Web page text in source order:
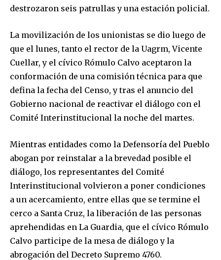
Join our community of
SUBSCRIBERS and be part of the
conversation.
To subscribe, simply enter your email address on our website
your privacy and won't spam your inbox. Your information is
safe with us.
SUBSCRIBE
I've read and accept the Privacy Policy.
destrozaron seis patrullas y una estación policial.
La movilización de los unionistas se dio luego de
que el lunes, tanto el rector de la Uagrm, Vicente
Cuellar, y el cívico Rómulo Calvo aceptaron la
conformación de una comisión técnica para que
defina la fecha del Censo, y tras el anuncio del
Gobierno nacional de reactivar el diálogo con el
Comité Interinstitucional la noche del martes.
Mientras entidades como la Defensoría del Pueblo
abogan por reinstalar a la brevedad posible el
diálogo, los representantes del Comité
Interinstitucional volvieron a poner condiciones
a un acercamiento, entre ellas que se termine el
cerco a Santa Cruz, la liberación de las personas
aprehendidas en La Guardia, que el cívico Rómulo
Calvo participe de la mesa de diálogo y la
abrogación del Decreto Supremo 4760.